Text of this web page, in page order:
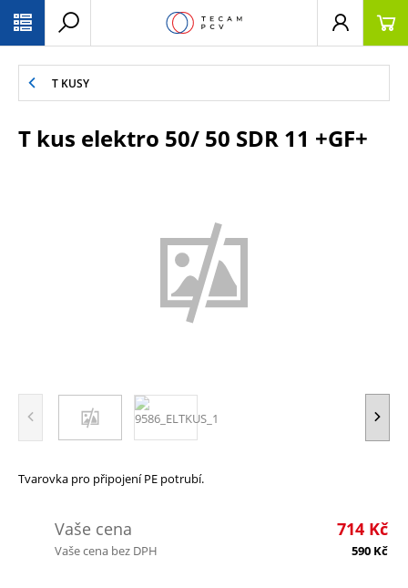
T KUSY
T kus elektro 50/ 50 SDR 11 +GF+
Tvarovka pro připojení PE potrubí.
Vaše cena 714 Kč
Vaše cena bez DPH 590 Kč